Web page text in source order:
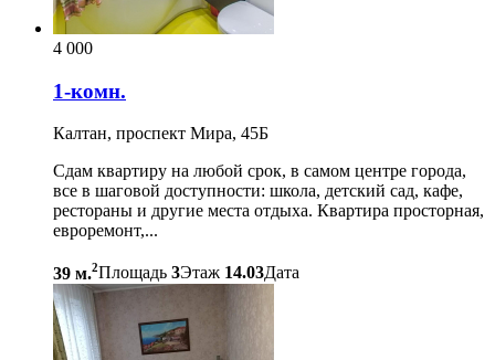
4 000
1-комн.
Калтан, проспект Мира, 45Б
Сдам квартиру на любой срок, в самом центре города,
все в шаговой доступности: школа, детский сад, кафе,
рестораны и другие места отдыха. Квартира просторная,
евроремонт,...
39 м.2Площадь 3Этаж 14.03Дата